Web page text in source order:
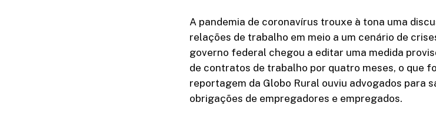
A pandemia de coronavírus trouxe à tona uma
relações de trabalho em meio a um cenário de
governo federal chegou a editar uma medida
de contratos de trabalho por quatro meses, o que
reportagem da Globo Rural ouviu advogados para
obrigações de empregadores e empregados.